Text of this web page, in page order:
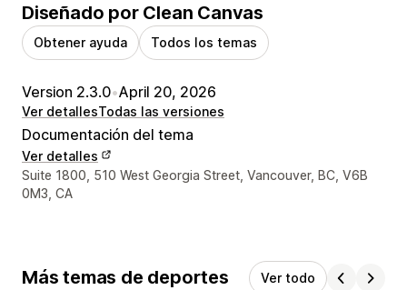
Diseñado por Clean Canvas
Obtener ayuda Todos los temas
Version 2.3.0•April 20, 2026
Ver detallesTodas las versiones
Documentación del tema
Ver detalles
Detalles de contacto del diseñador
Suite 1800, 510 West Georgia Street, Vancouver, BC, V6B
0M3, CA
Más temas de deportes Ver todo